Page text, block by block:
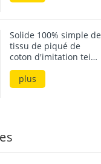
Solide 100% simple de
tissu de piqué de
coton d'imitation teint
avec le sentiment de
main de coton
plus